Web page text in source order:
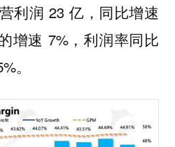
利润 23 亿，同比增速
增速 7%，利润率同比
。